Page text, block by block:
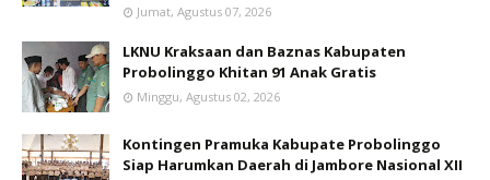
Jumat, Agustus 07, 2026
LKNU Kraksaan dan Baznas Kabupaten
Probolinggo Khitan 91 Anak Gratis
Minggu, Agustus 02, 2026
Kontingen Pramuka Kabupate Probolinggo
Siap Harumkan Daerah di Jambore Nasional XII